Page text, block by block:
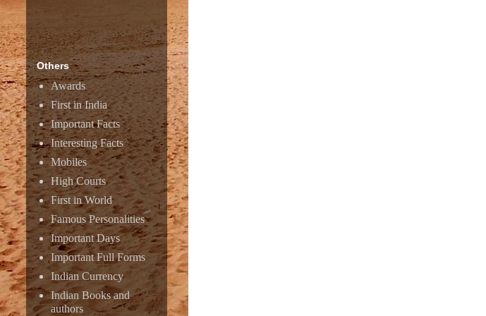
Others
Awards
First in India
Important Facts
Interesting Facts
Mobiles
High Courts
First in World
Famous Personalities
Important Days
Important Full Forms
Indian Currency
Indian Books and
authors